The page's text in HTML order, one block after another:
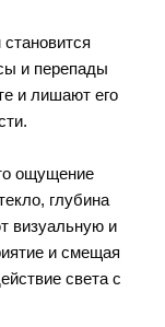
и перепады
и лишают его
ощущение
глубина
визуальную и
и смещая
света с